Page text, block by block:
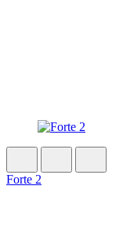
Forte 2